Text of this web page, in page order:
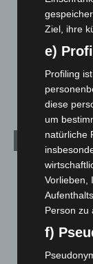
Menschen
Über uns
Veranstaltungen
Archiv
August 2026
Juli 2026(73)
Juni 2026(139)
Mai 2026(99)
April 2026(99)
Ziel, ihre
e)
Profiling
diese
um
natürliche
Vorlieben,
Person zu
f)